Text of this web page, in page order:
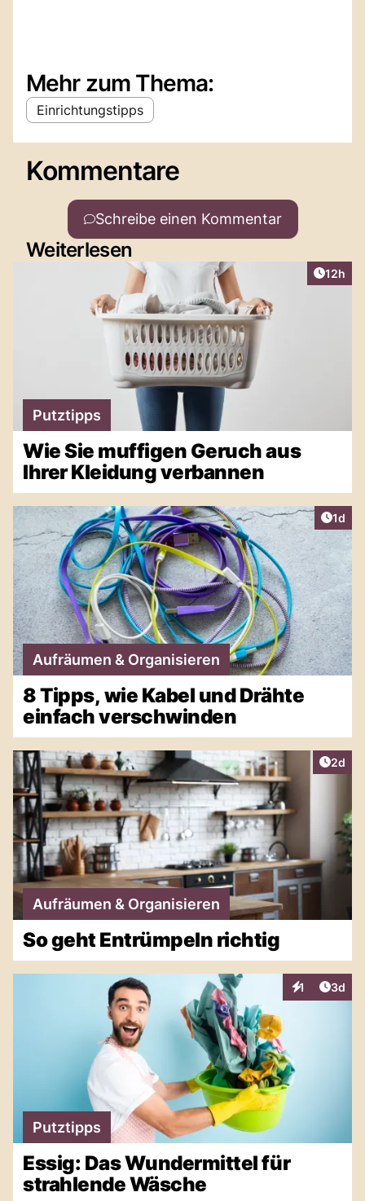
Mehr zum Thema:
Einrichtungstipps
Kommentare
Schreibe einen Kommentar
Weiterlesen
Artikel
12h
Putztipps
Wie Sie muffigen Geruch aus
Ihrer Kleidung verbannen
1d
Aufräumen & Organisieren
8 Tipps, wie Kabel und Drähte
einfach verschwinden
2d
Aufräumen & Organisieren
So geht Entrümpeln richtig
1
Interaktionen
3d
Putztipps
Essig: Das Wundermittel für
strahlende Wäsche